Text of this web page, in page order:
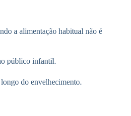
a alimentação habitual não é
público infantil.
do envelhecimento.